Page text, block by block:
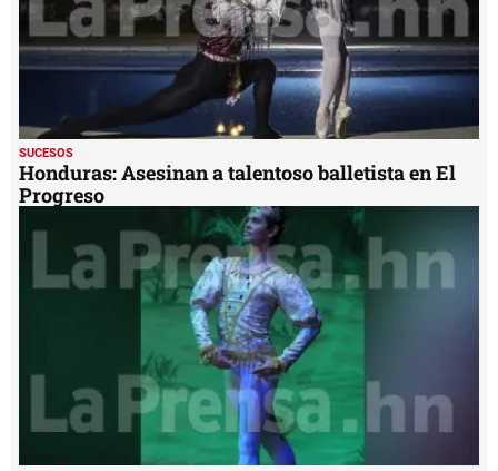
SUCESOS
Honduras: Asesinan a talentoso balletista en El
Progreso